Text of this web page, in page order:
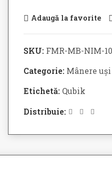
Adaugă la favorite
SKU: FMR-MB-NIM-
Categorie: Mânere
Etichetă: Qubik
Distribuie: